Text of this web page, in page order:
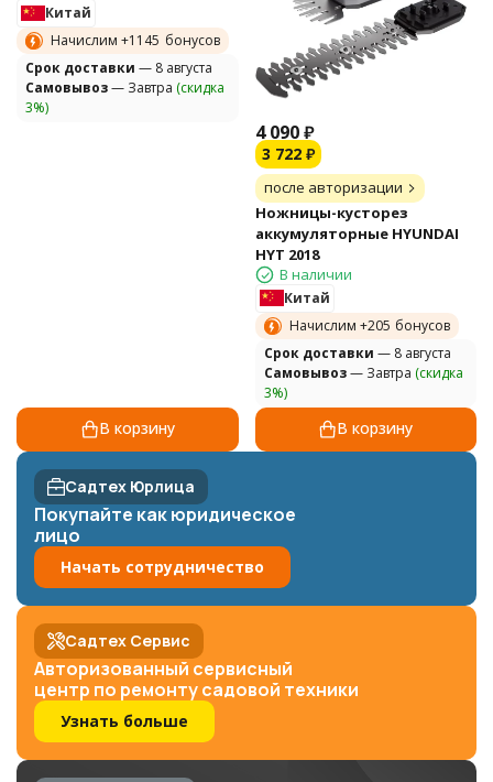
Китай
Начислим +1145 бонусов
Cрок доставки — 8 августа
Самовывоз— Завтра (скидка
3%)
В корзину
4 090 ₽
3 722 ₽
после авторизации
Ножницы-кусторез
аккумуляторные HYUNDAI
HYT 2018
В наличии
Китай
Начислим +205 бонусов
Cрок доставки — 8 августа
Самовывоз— Завтра (скидка
3%)
В корзину
Садтех Юрлица
Покупайте как юридическое
лицо
Начать сотрудничество
Садтех Сервис
Авторизованный сервисный
центр по ремонту садовой техники
Узнать больше